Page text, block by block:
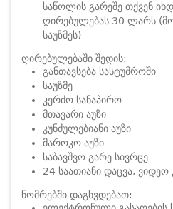
საწოლის გარეშე თქვენ
ღირებულებას 30 ლარს
საუზმეს)
ღირებულებაში შედის:
განთავსება სასტუმროში
საუზმე
კერძო სანაპირო
მთავარი აუზი
კუნძულებიანი აუზი
მაროკო აუზი
საბავშვო გარე სივრცე
24 საათიანი დაცვა,
ნომრებში დაგხვდებათ: